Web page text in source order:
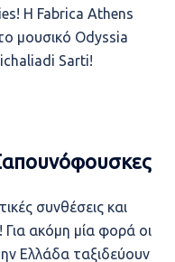
Η Fabrica Athens
μουσικό Odyssia
Sarti!
συνθέσεις και
ακόμη μία φορά οι
Ελλάδα ταξιδεύουν